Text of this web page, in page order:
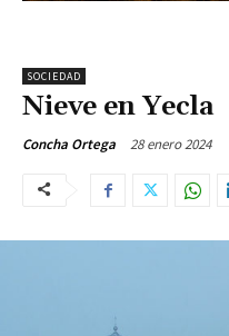
SOCIEDAD
Nieve en Yecla
Concha Ortega 28 enero 2024